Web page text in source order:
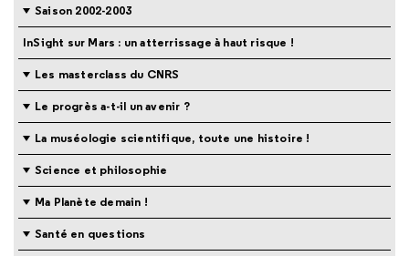
Saison 2002-2003
InSight sur Mars : un atterrissage à haut risque !
Les masterclass du CNRS
Le progrès a-t-il un avenir ?
La muséologie scientifique, toute une histoire !
Science et philosophie
Ma Planète demain !
Santé en questions